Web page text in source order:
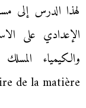
لهذا الدرس إلى
الإعدادي على
de la matière».